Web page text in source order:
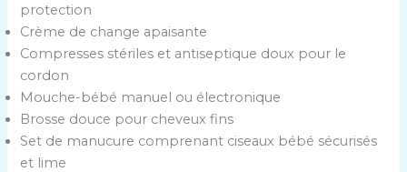
protection
Crème de change apaisante
Compresses stériles et antiseptique doux pour le
cordon
Mouche-bébé manuel ou électronique
Brosse douce pour cheveux fins
Set de manucure comprenant ciseaux bébé sécurisés
et lime